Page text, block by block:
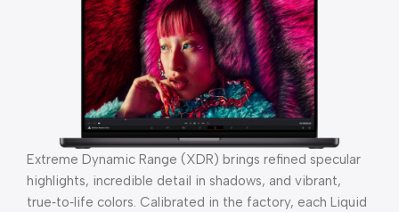
Extreme Dynamic Range (XDR) brings refined specular
highlights, incredible detail in shadows, and vibrant,
true‑to‑life colors. Calibrated in the factory, each Liquid